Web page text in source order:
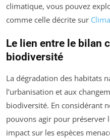
climatique, vous pouvez
comme celle décrite sur
Le lien entre le bilan
biodiversité
La dégradation des habitats
l’urbanisation et aux
biodiversité. En considérant
pouvons agir pour préserver
impact sur les espèces